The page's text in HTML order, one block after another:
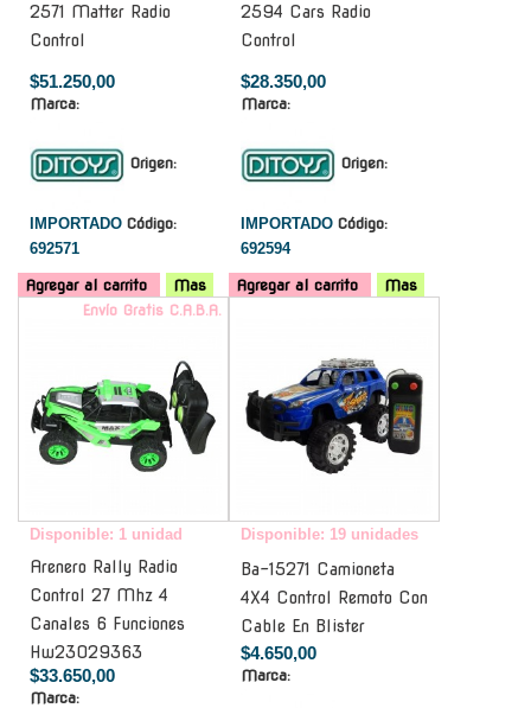
2571 Matter Radio
Control
$51.250,00
Marca:
Origen:
IMPORTADO Código:
692571
Agregar al carrito Mas
2594 Cars Radio
Control
$28.350,00
Marca:
Origen:
IMPORTADO Código:
692594
Agregar al carrito
Mas
Envío Gratis C.A.B.A.
Disponible: 1 unidad
Arenero Rally Radio
Control 27 Mhz 4
Canales 6 Funciones
Hw23029363
$33.650,00
Marca:
Disponible: 19 unidades
Ba-15271 Camioneta
4X4 Control Remoto Con
Cable En Blister
$4.650,00
Marca: